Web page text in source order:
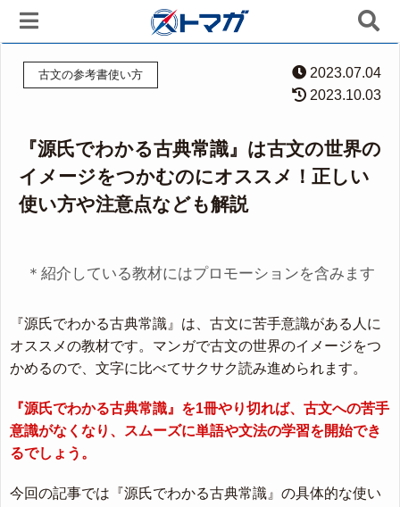
古文の参考書使い方
2023.07.04
2023.10.03
『源氏でわかる古典常識』は古文の世界の
イメージをつかむのにオススメ！正しい
使い方や注意点なども解説
＊紹介している教材にはプロモーションを含みます
『源氏でわかる古典常識』は、古文に苦手意識がある人に
オススメの教材です。マンガで古文の世界のイメージをつ
かめるので、文字に比べてサクサク読み進められます。
『源氏でわかる古典常識』を1冊やり切れば、古文への苦手
意識がなくなり、スムーズに単語や文法の学習を開始でき
るでしょう。
今回の記事では『源氏でわかる古典常識』の具体的な使い